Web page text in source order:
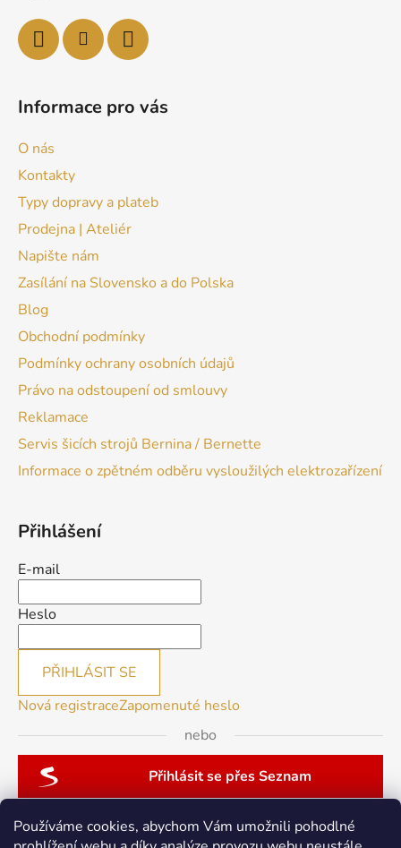
Používáme cookies, abychom Vám umožnili pohodlné
Informace pro vás
O nás
Kontakty
Typy dopravy a plateb
Prodejna | Ateliér
Napište nám
Zasílání na Slovensko a do Polska
Blog
Obchodní podmínky
Podmínky ochrany osobních údajů
Právo na odstoupení od smlouvy
Reklamace
Servis šicích strojů Bernina / Bernette
Informace o zpětném odběru vysloužilých elektrozařízení
Přihlášení
E-mail
Heslo
PŘIHLÁSIT SE
Nová registraceZapomenuté heslo
nebo
Přihlásit se přes Seznam